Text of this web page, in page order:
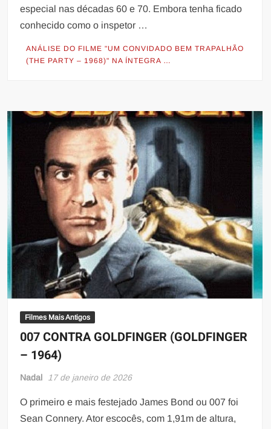
especial nas décadas 60 e 70. Embora tenha ficado
conhecido como o inspetor …
ANÁLISE DO FILME "UM CONVIDADO BEM TRAPALHÃO
(THE PARTY – 1968)" NA ÍNTEGRA …
Filmes Mais Antigos
007 CONTRA GOLDFINGER (GOLDFINGER
– 1964)
Nadal 17 de janeiro de 2026
O primeiro e mais festejado James Bond ou 007 foi
Sean Connery. Ator escocês, com 1,91m de altura,